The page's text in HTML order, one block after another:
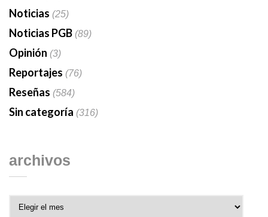
Noticias (25)
Noticias PGB(89)
Opinión (3)
Reportajes (76)
Reseñas (584)
Sin categoría (316)
archivos